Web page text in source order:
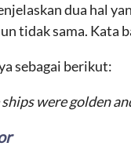
dua hal
tidak sama. Kata
sebagai berikut:
ships were golden